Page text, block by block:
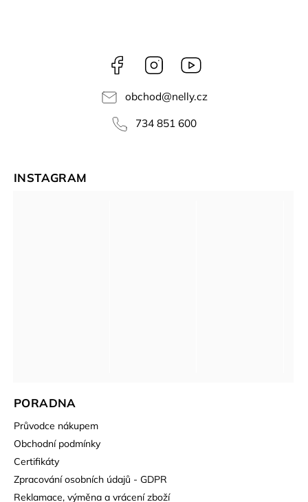
Facebook Instagram
obchod@nelly.cz
734 851 600
PORADNA
Průvodce nákupem
Obchodní podmínky
Certifikáty
Zpracování osobních údajů - GDPR
Reklamace, výměna a vrácení zboží
INSTAGRAM